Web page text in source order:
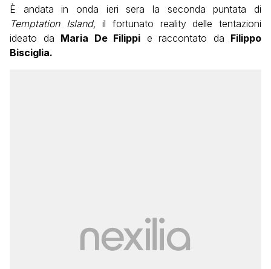
È andata in onda ieri sera la seconda puntata di
Temptation Island, il fortunato reality delle tentazioni
ideato da Maria De Filippi e raccontato da Filippo
Bisciglia.